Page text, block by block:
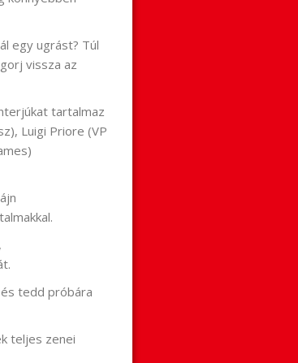
egy ugrást? Túl
vissza az
tartalmaz
Luigi Priore (VP
tedd próbára
teljes zenei